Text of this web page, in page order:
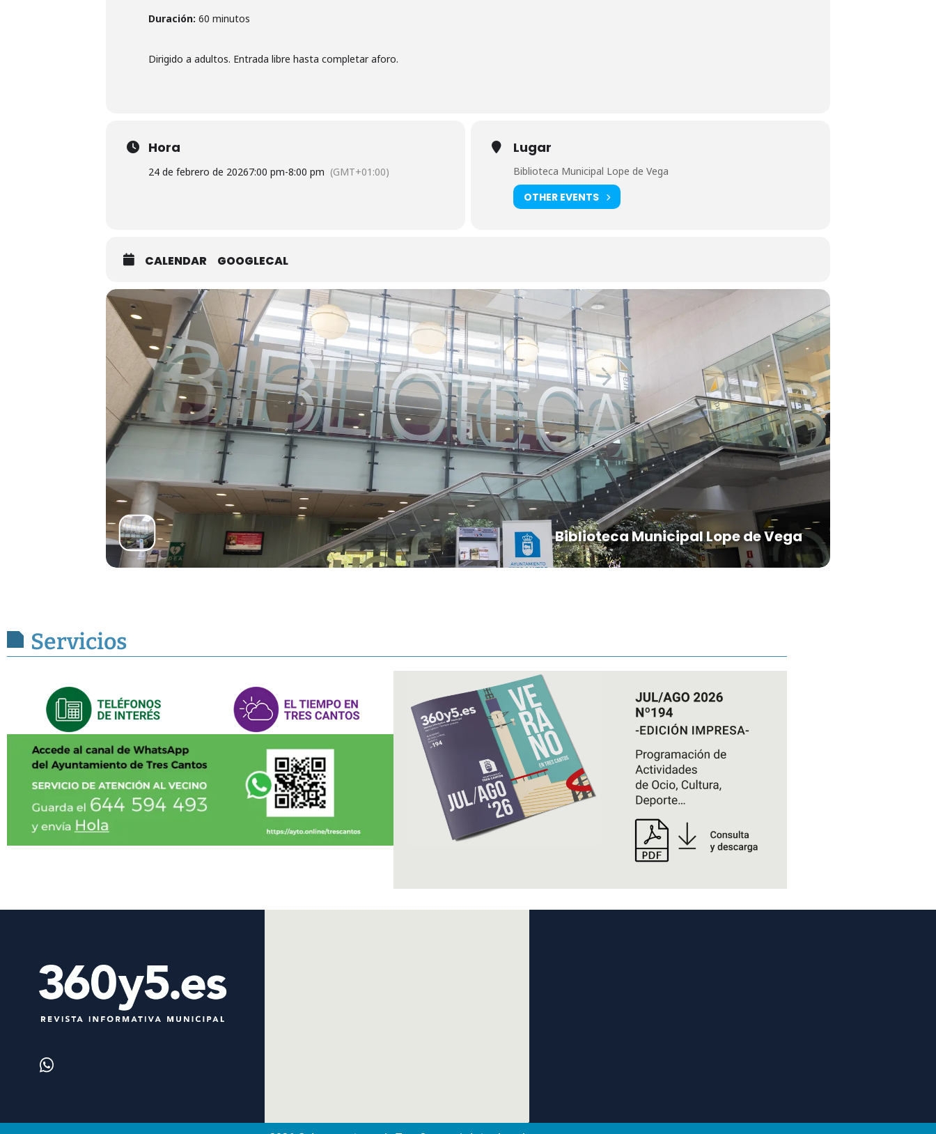
Duración: 60 minutos
Dirigido a adultos. Entrada libre hasta completar aforo.
Hora
24 de febrero de 20267:00 pm-8:00 pm (GMT+01:00)
Lugar
Biblioteca Municipal Lope de Vega
OTHER EVENTS
CALENDAR GOOGLECAL
Biblioteca Municipal Lope de Vega
Servicios